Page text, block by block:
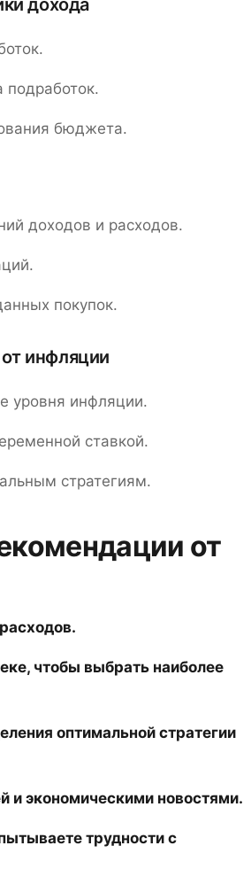
дохода
подработок.
бюджета.
доходов и расходов.
покупок.
инфляции
уровня инфляции.
ставкой.
стратегиям.
от
чтобы выбрать наиболее
оптимальной стратегии
и экономическими новостями.
трудности с